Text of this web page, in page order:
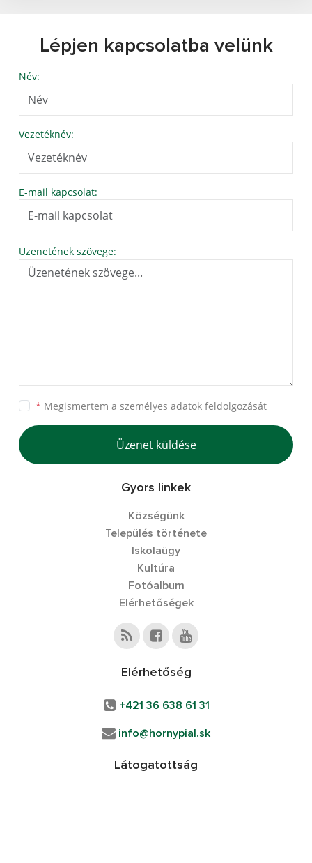
Lépjen kapcsolatba velünk
Név:
Vezetéknév:
E-mail kapcsolat:
Üzenetének szövege:
* Megismertem a személyes adatok feldolgozását
Üzenet küldése
Gyors linkek
Községünk
Település története
Iskolaügy
Kultúra
Fotóalbum
Elérhetőségek
Elérhetőség
+421 36 638 61 31
info@hornypial.sk
Látogatottság